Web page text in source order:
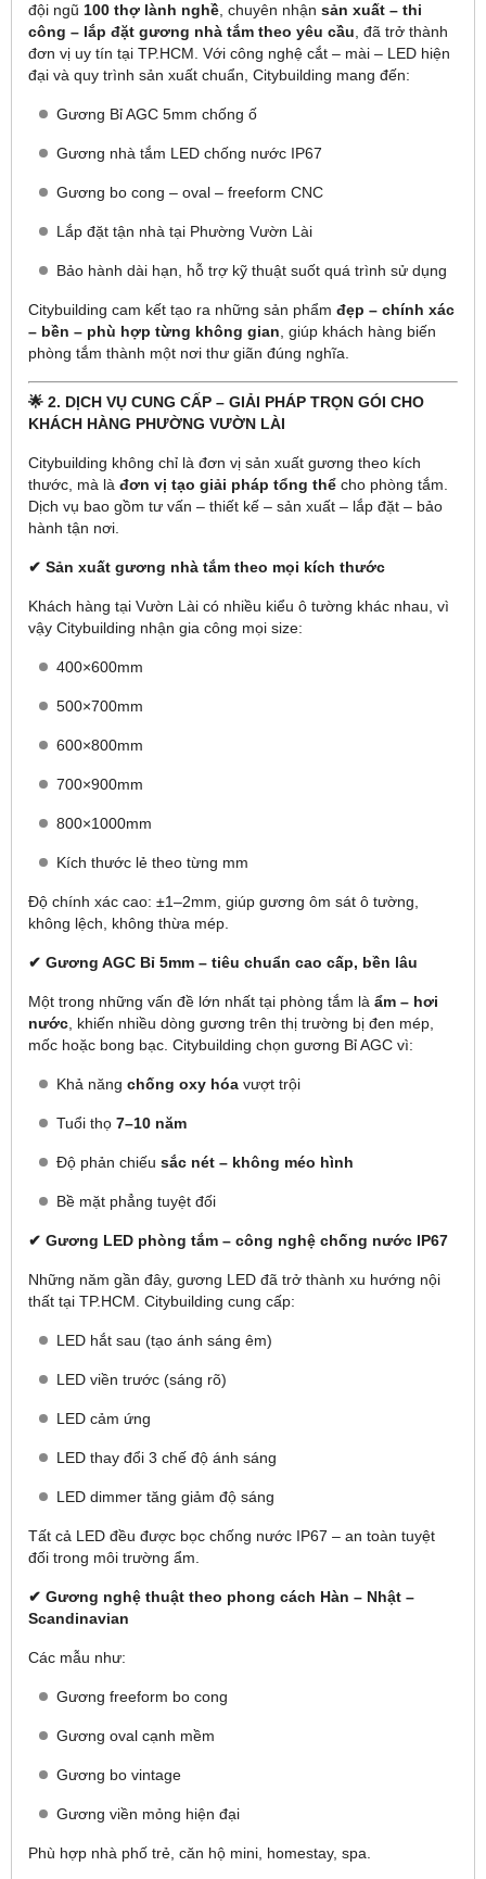
đội ngũ 100 thợ lành nghề , chuyên nhận sản xuất – thi
công – lắp đặt gương nhà tắm theo yêu cầu , đã trở thành
đơn vị uy tín tại TP.HCM. Với công nghệ cắt – mài – LED hiện
đại và quy trình sản xuất chuẩn, Citybuilding mang đến:
Gương Bỉ AGC 5mm chống ố
Gương nhà tắm LED chống nước IP67
Gương bo cong – oval – freeform CNC
Lắp đặt tận nhà tại Phường Vườn Lài
Bảo hành dài hạn, hỗ trợ kỹ thuật suốt quá trình sử dụng
Citybuilding cam kết tạo ra những sản phẩm đẹp – chính xác
– bền – phù hợp từng không gian , giúp khách hàng biến
phòng tắm thành một nơi thư giãn đúng nghĩa.
🌟 2. DỊCH VỤ CUNG CẤP – GIẢI PHÁP TRỌN GÓI CHO
KHÁCH HÀNG PHƯỜNG VƯỜN LÀI
Citybuilding không chỉ là đơn vị sản xuất gương theo kích
thước, mà là đơn vị tạo giải pháp tổng thể cho phòng tắm.
Dịch vụ bao gồm tư vấn – thiết kế – sản xuất – lắp đặt – bảo
hành tận nơi.
✔ Sản xuất gương nhà tắm theo mọi kích thước
Khách hàng tại Vườn Lài có nhiều kiểu ô tường khác nhau, vì
vậy Citybuilding nhận gia công mọi size:
400×600mm
500×700mm
600×800mm
700×900mm
800×1000mm
Kích thước lẻ theo từng mm
Độ chính xác cao: ±1–2mm, giúp gương ôm sát ô tường,
không lệch, không thừa mép.
✔ Gương AGC Bỉ 5mm – tiêu chuẩn cao cấp, bền lâu
Một trong những vấn đề lớn nhất tại phòng tắm là ẩm – hơi
nước , khiến nhiều dòng gương trên thị trường bị đen mép,
mốc hoặc bong bạc. Citybuilding chọn gương Bỉ AGC vì:
Khả năng chống oxy hóa vượt trội
Tuổi thọ 7–10 năm
Độ phản chiếu sắc nét – không méo hình
Bề mặt phẳng tuyệt đối
✔ Gương LED phòng tắm – công nghệ chống nước IP67
Những năm gần đây, gương LED đã trở thành xu hướng nội
thất tại TP.HCM. Citybuilding cung cấp:
LED hắt sau (tạo ánh sáng êm)
LED viền trước (sáng rõ)
LED cảm ứng
LED thay đổi 3 chế độ ánh sáng
LED dimmer tăng giảm độ sáng
Tất cả LED đều được bọc chống nước IP67 – an toàn tuyệt
đối trong môi trường ẩm.
✔ Gương nghệ thuật theo phong cách Hàn – Nhật –
Scandinavian
Các mẫu như:
Gương freeform bo cong
Gương oval cạnh mềm
Gương bo vintage
Gương viền mỏng hiện đại
Phù hợp nhà phố trẻ, căn hộ mini, homestay, spa.